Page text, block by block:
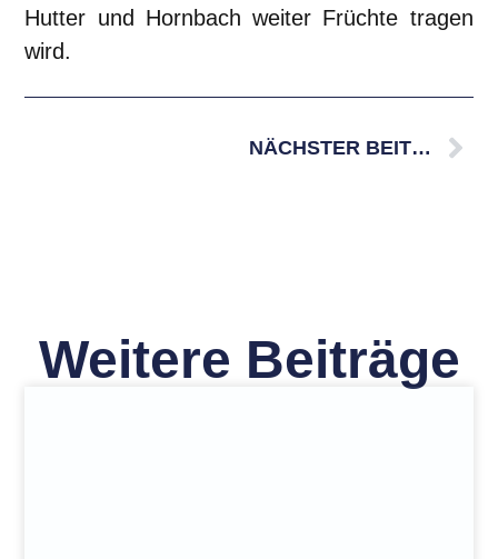
Hutter und Hornbach weiter Früchte tragen
wird.
NÄCHSTER BEITRAG
Weitere Beiträge